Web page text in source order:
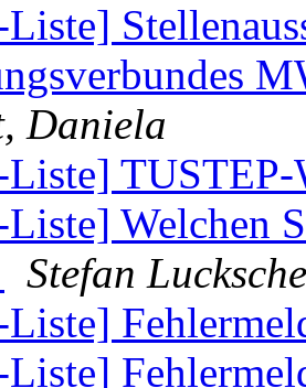
Daniela
Liste]
Liste] Welchen
Stefan
Liste]
Liste]